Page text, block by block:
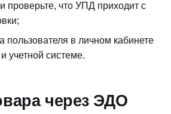
проверьте, что УПД приходит с
пользователя в личном кабинете
учетной системе.
через ЭДО